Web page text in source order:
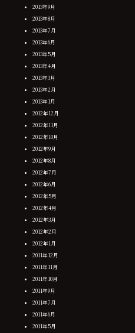
2013年9月
2013年8月
2013年7月
2013年6月
2013年5月
2013年4月
2013年3月
2013年2月
2013年1月
2012年12月
2012年11月
2012年10月
2012年9月
2012年8月
2012年7月
2012年6月
2012年5月
2012年4月
2012年3月
2012年2月
2012年1月
2011年12月
2011年11月
2011年10月
2011年9月
2011年7月
2011年6月
2011年5月